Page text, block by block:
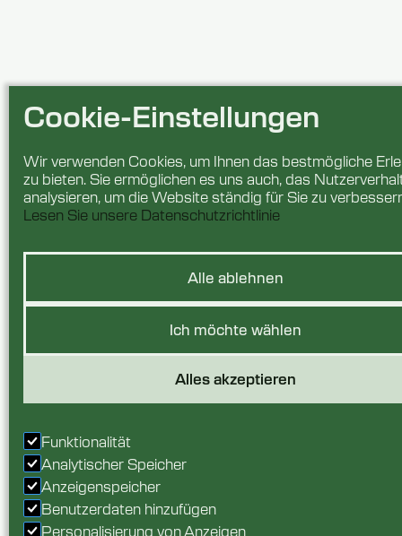
Cookie-Einstellungen
Wir verwenden Cookies, um Ihnen das bestmögliche
zu bieten. Sie ermöglichen es uns auch, das
analysieren, um die Website ständig für Sie zu
Lesen Sie unsere Datenschutzrichtlinie
Alle ablehnen
Ich möchte wählen
Alles akzeptieren
Funktionalität
Analytischer Speicher
Anzeigenspeicher
Benutzerdaten hinzufügen
Personalisierung von Anzeigen